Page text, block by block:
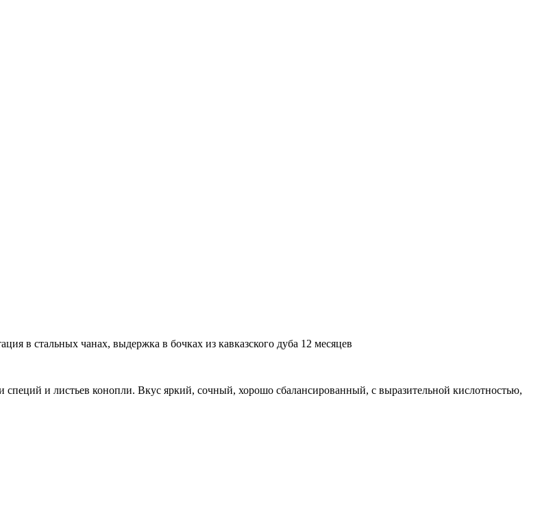
в стальных чанах, выдержка в бочках из кавказского дуба 12 месяцев
и листьев конопли. Вкус яркий, сочный, хорошо сбалансированный, с выразительной кислотностью,